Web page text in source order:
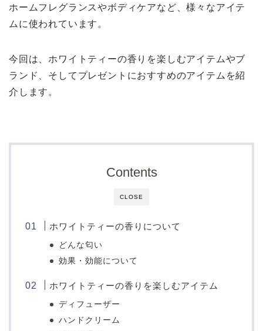
ホームフレグランスやボディケアなど、様々なアイテ
ムに使われています。
今回は、ホワイトティーの香りを楽しむアイテムやブ
ランド、そしてプレゼントにおすすめのアイテムを紹
介します。
CLOSE
Contents
ホワイトティーの香りについて
どんな匂い
効果・効能について
ホワイトティーの香りを楽しむアイテム
ディフューザー
ハンドクリーム